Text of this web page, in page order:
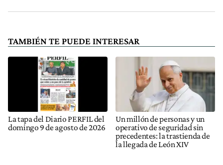
TAMBIÉN TE PUEDE INTERESAR
La tapa del Diario PERFIL del
domingo 9 de agosto de 2026
Un millón de personas y un
operativo de seguridad sin
precedentes: la trastienda de
la llegada de León XIV